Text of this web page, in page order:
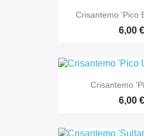
Crisantemo 'Pico
6,00 €
Crisantemo
6,00 €